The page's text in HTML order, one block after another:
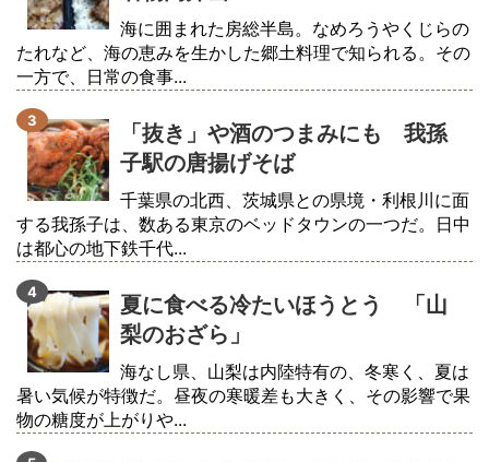
海に囲まれた房総半島。なめろうやくじらの
たれなど、海の恵みを生かした郷土料理で知られる。その
一方で、日常の食事...
「抜き」や酒のつまみにも 我孫
子駅の唐揚げそば
千葉県の北西、茨城県との県境・利根川に面
する我孫子は、数ある東京のベッドタウンの一つだ。日中
は都心の地下鉄千代...
夏に食べる冷たいほうとう 「山
梨のおざら」
海なし県、山梨は内陸特有の、冬寒く、夏は
暑い気候が特徴だ。昼夜の寒暖差も大きく、その影響で果
物の糖度が上がりや...